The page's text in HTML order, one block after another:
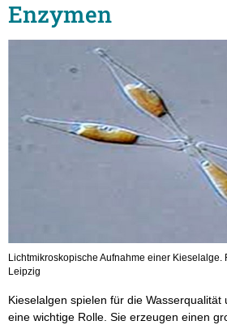
Enzymen
Lichtmikroskopische Aufnahme einer Kieselalge.
Leipzig
Kieselalgen spielen für die Wasserqualität
eine wichtige Rolle. Sie erzeugen einen